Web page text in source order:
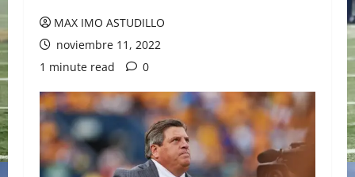
MAX IMO ASTUDILLO
noviembre 11, 2022
1 minute read
0